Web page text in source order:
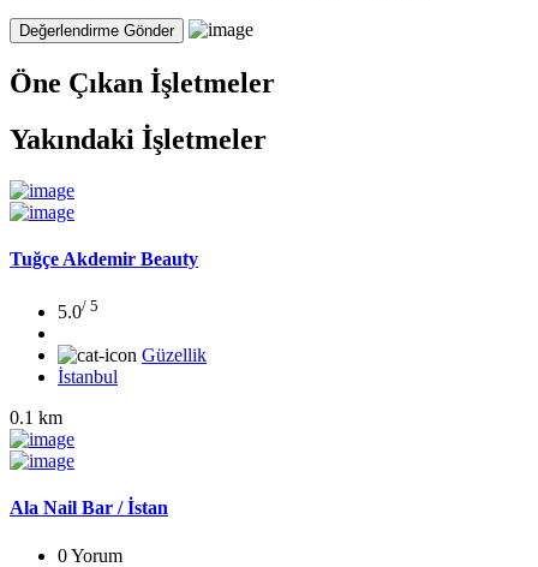
Öne Çıkan İşletmeler
Yakındaki İşletmeler
Tuğçe Akdemir Beauty
5.0/ 5
Güzellik
İstanbul
0.1 km
Ala Nail Bar / İstan
0 Yorum